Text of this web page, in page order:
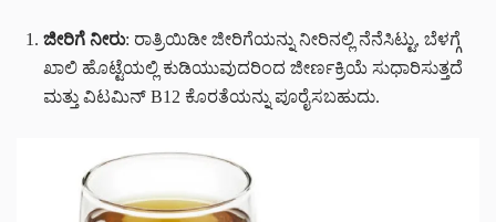
ಜೀರಿಗೆ ನೀರು: ರಾತ್ರಿಯಿಡೀ ಜೀರಿಗೆಯನ್ನು ನೀರಿನಲ್ಲಿ ನೆನೆಸಿಟ್ಟು, ಬೆಳಗ್ಗೆ
ಖಾಲಿ ಹೊಟ್ಟೆಯಲ್ಲಿ ಕುಡಿಯುವುದರಿಂದ ಜೀರ್ಣಕ್ರಿಯೆ ಸುಧಾರಿಸುತ್ತದೆ
ಮತ್ತು ವಿಟಮಿನ್ B12 ಕೊರತೆಯನ್ನು ಪೂರೈಸಬಹುದು.